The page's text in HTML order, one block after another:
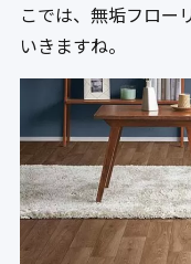
こでは、無垢フロー
いきますね。